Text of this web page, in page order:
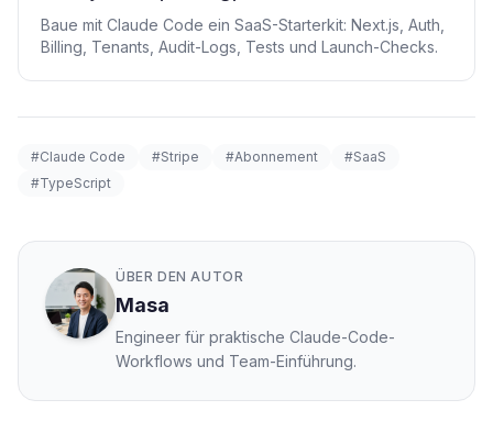
Baue mit Claude Code ein SaaS-Starterkit: Next.js, Auth,
Billing, Tenants, Audit-Logs, Tests und Launch-Checks.
#Claude Code #Stripe #Abonnement
#SaaS
#TypeScript
ÜBER DEN AUTOR
Masa
Engineer für praktische Claude-Code-
Workflows und Team-Einführung.